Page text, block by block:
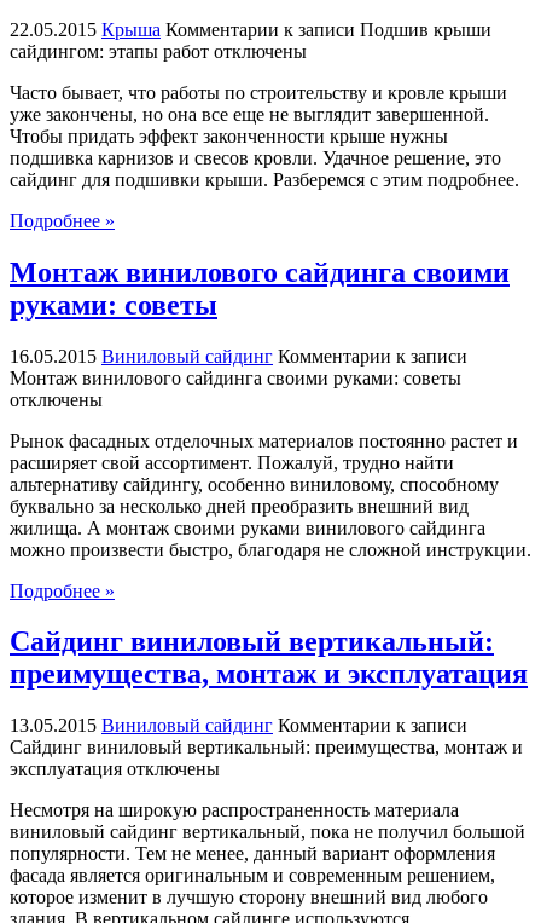
22.05.2015 Крыша Комментарии к записи Подшив крыши
сайдингом: этапы работ отключены
Часто бывает, что работы по строительству и кровле крыши
уже закончены, но она все еще не выглядит завершенной.
Чтобы придать эффект законченности крыше нужны
подшивка карнизов и свесов кровли. Удачное решение, это
сайдинг для подшивки крыши. Разберемся с этим подробнее.
Подробнее »
Монтаж винилового сайдинга своими
руками: советы
16.05.2015 Виниловый сайдинг Комментарии к записи
Монтаж винилового сайдинга своими руками: советы
отключены
Рынок фасадных отделочных материалов постоянно растет и
расширяет свой ассортимент. Пожалуй, трудно найти
альтернативу сайдингу, особенно виниловому, способному
буквально за несколько дней преобразить внешний вид
жилища. А монтаж своими руками винилового сайдинга
можно произвести быстро, благодаря не сложной инструкции.
Подробнее »
Сайдинг виниловый вертикальный:
преимущества, монтаж и эксплуатация
13.05.2015 Виниловый сайдинг Комментарии к записи
Сайдинг виниловый вертикальный: преимущества, монтаж и
эксплуатация отключены
Несмотря на широкую распространенность материала
виниловый сайдинг вертикальный, пока не получил большой
популярности. Тем не менее, данный вариант оформления
фасада является оригинальным и современным решением,
которое изменит в лучшую сторону внешний вид любого